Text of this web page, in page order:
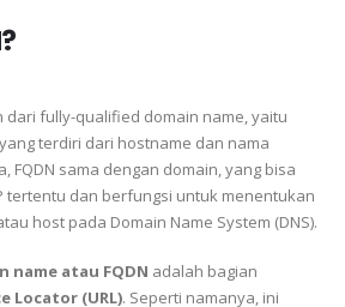
dari fully-qualified domain name, yaitu
terdiri dari hostname dan nama
FQDN sama dengan domain, yang bisa
tertentu dan berfungsi untuk menentukan
host pada Domain Name System (DNS).
name atau FQDN adalah bagian
Locator (URL). Seperti namanya, ini